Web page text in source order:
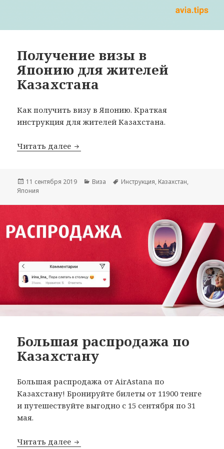
Получение визы в
Японию для жителей
Казахстана
Как получить визу в Японию. Краткая
инструкция для жителей Казахстана.
Читать далее Получение визы в Японию для
Опубликовано
11 сентября 2019 Рубрики
Виза Метки
Инструкция, Казахстан,
Япония
Большая распродажа по
Казахстану
Большая распродажа от AirAstana по
Казахстану! Бронируйте билеты от 11900 тенге
и путешествуйте выгодно с 15 сентября по 31
мая.
Читать далее Большая распродажа по Казахстану